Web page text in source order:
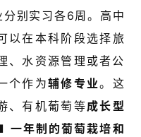
别实习各6周。高中
以在本科阶段选择旅
、水资源管理或者公
个作为辅修专业。这
、有机葡萄等成长型
一年制的葡萄栽培和